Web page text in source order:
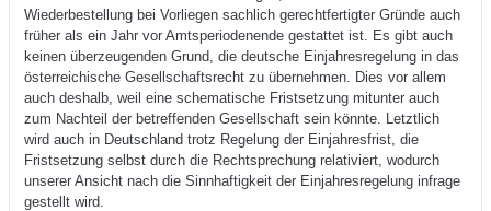
Wiederbestellung bei Vorliegen sachlich gerechtfertigter Gründe auch
früher als ein Jahr vor Amtsperiodenende gestattet ist. Es gibt auch
keinen überzeugenden Grund, die deutsche Einjahresregelung in das
österreichische Gesellschaftsrecht zu übernehmen. Dies vor allem
auch deshalb, weil eine schematische Fristsetzung mitunter auch
zum Nachteil der betreffenden Gesellschaft sein könnte. Letztlich
wird auch in Deutschland trotz Regelung der Einjahresfrist, die
Fristsetzung selbst durch die Rechtsprechung relativiert, wodurch
unserer Ansicht nach die Sinnhaftigkeit der Einjahresregelung infrage
gestellt wird.